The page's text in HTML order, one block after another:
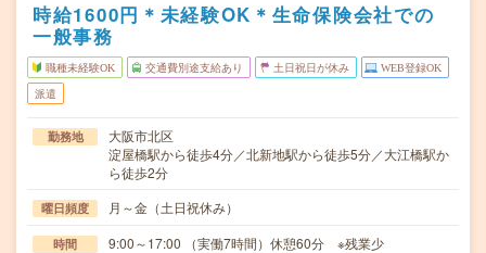
時給1600円＊未経験OK＊生命保険会社での
一般事務
職種未経験OK 交通費別途支給あり 土日祝日が休み WEB登録OK
派遣
勤務地
大阪市北区
淀屋橋駅から徒歩4分／北新地駅から徒歩5分／大江橋駅か
ら徒歩2分
曜日頻度 月～金（土日祝休み）
時間 9:00～17:00 （実働7時間）休憩60分 ※残業少